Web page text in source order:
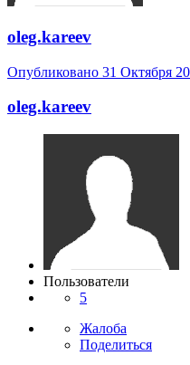
oleg.kareev
Опубликовано 31 Октября
oleg.kareev
Пользователи
5
Жалоба
Поделиться